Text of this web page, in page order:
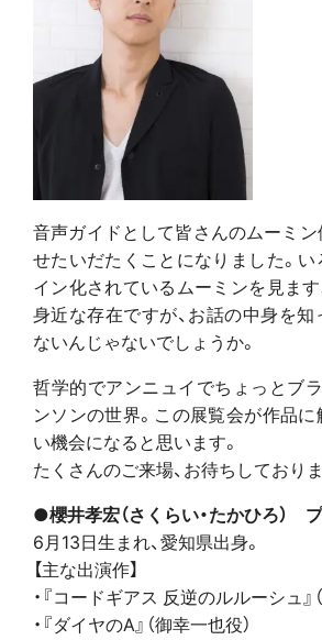
音声ガイ ドとして皆さんのムーミ
せたいだたくことになりました。
イン化されているムーミンを見ま
身近な存在ですが、お話の中身を
ないんじゃないでしょうか。
哲学的でアンニュイでちょっとブ
ンソンの世界。この展覧会が作品
い機会になると思います。
たくさんのご来場、お待ちしておりま
●櫻井孝宏（さくらい・たかひろ）
6月13日生まれ、愛知県出身。
【主な出演作】
・『コードギアス 反逆のルルーシュ』
・『ダイヤのA』（御幸一也役）